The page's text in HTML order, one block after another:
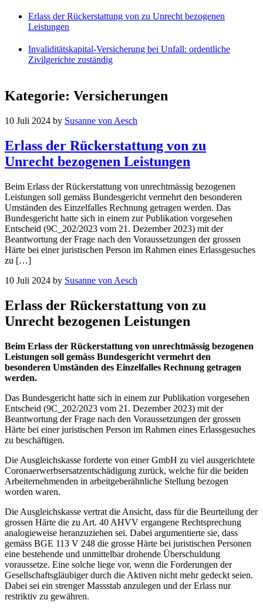
Erlass der Rückerstattung von zu Unrecht bezogenen
Leistungen
Invaliditätskapital-Versicherung bei Unfall: ordentliche
Zivilgerichte zuständig
Kategorie: Versicherungen
10 Juli 2024 by Susanne von Aesch
Erlass der Rückerstattung von zu
Unrecht bezogenen Leistungen
Beim Erlass der Rückerstattung von unrechtmässig bezogenen
Leistungen soll gemäss Bundesgericht vermehrt den besonderen
Umständen des Einzelfalles Rechnung getragen werden. Das
Bundesgericht hatte sich in einem zur Publikation vorgesehen
Entscheid (9C_202/2023 vom 21. Dezember 2023) mit der
Beantwortung der Frage nach den Voraussetzungen der grossen
Härte bei einer juristischen Person im Rahmen eines Erlassgesuches
zu […]
10 Juli 2024 by Susanne von Aesch
Erlass der Rückerstattung von zu
Unrecht bezogenen Leistungen
Beim Erlass der Rückerstattung von unrechtmässig bezogenen
Leistungen soll gemäss Bundesgericht vermehrt den
besonderen Umständen des Einzelfalles Rechnung getragen
werden.
Das Bundesgericht hatte sich in einem zur Publikation vorgesehen
Entscheid (9C_202/2023 vom 21. Dezember 2023) mit der
Beantwortung der Frage nach den Voraussetzungen der grossen
Härte bei einer juristischen Person im Rahmen eines Erlassgesuches
zu beschäftigen.
Die Ausgleichskasse forderte von einer GmbH zu viel ausgerichtete
Coronaerwerbsersatzentschädigung zurück, welche für die beiden
Arbeiternehmenden in arbeitgeberähnliche Stellung bezogen
worden waren.
Die Ausgleichskasse vertrat die Ansicht, dass für die Beurteilung der
grossen Härte die zu Art. 40 AHVV ergangene Rechtsprechung
analogieweise heranzuziehen sei. Dabei argumentierte sie, dass
gemäss BGE 113 V 248 die grosse Härte bei juristischen Personen
eine bestehende und unmittelbar drohende Überschuldung
voraussetze. Eine solche liege vor, wenn die Forderungen der
Gesellschaftsgläubiger durch die Aktiven nicht mehr gedeckt seien.
Dabei sei ein strenger Massstab anzulegen und der Erlass nur
restriktiv zu gewähren.